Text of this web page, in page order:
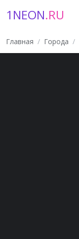
1NEON.RU
Главная Города